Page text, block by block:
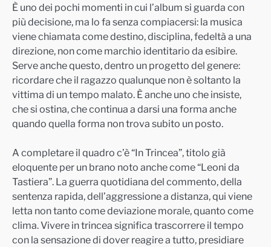
È uno dei pochi momenti in cui l’album si guarda con
più decisione, ma lo fa senza compiacersi: la musica
viene chiamata come destino, disciplina, fedeltà a una
direzione, non come marchio identitario da esibire.
Serve anche questo, dentro un progetto del genere:
ricordare che il ragazzo qualunque non è soltanto la
vittima di un tempo malato. È anche uno che insiste,
che si ostina, che continua a darsi una forma anche
quando quella forma non trova subito un posto.
A completare il quadro c’è “In Trincea”, titolo già
eloquente per un brano noto anche come “Leoni da
Tastiera”. La guerra quotidiana del commento, della
sentenza rapida, dell’aggressione a distanza, qui viene
letta non tanto come deviazione morale, quanto come
clima. Vivere in trincea significa trascorrere il tempo
con la sensazione di dover reagire a tutto, presidiare